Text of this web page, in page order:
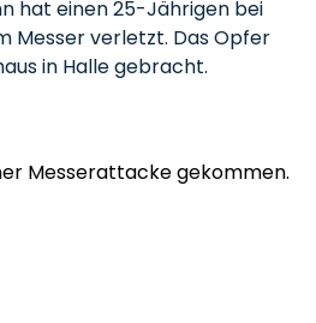
hat einen 25-Jährigen bei
Messer verletzt. Das Opfer
in Halle gebracht.